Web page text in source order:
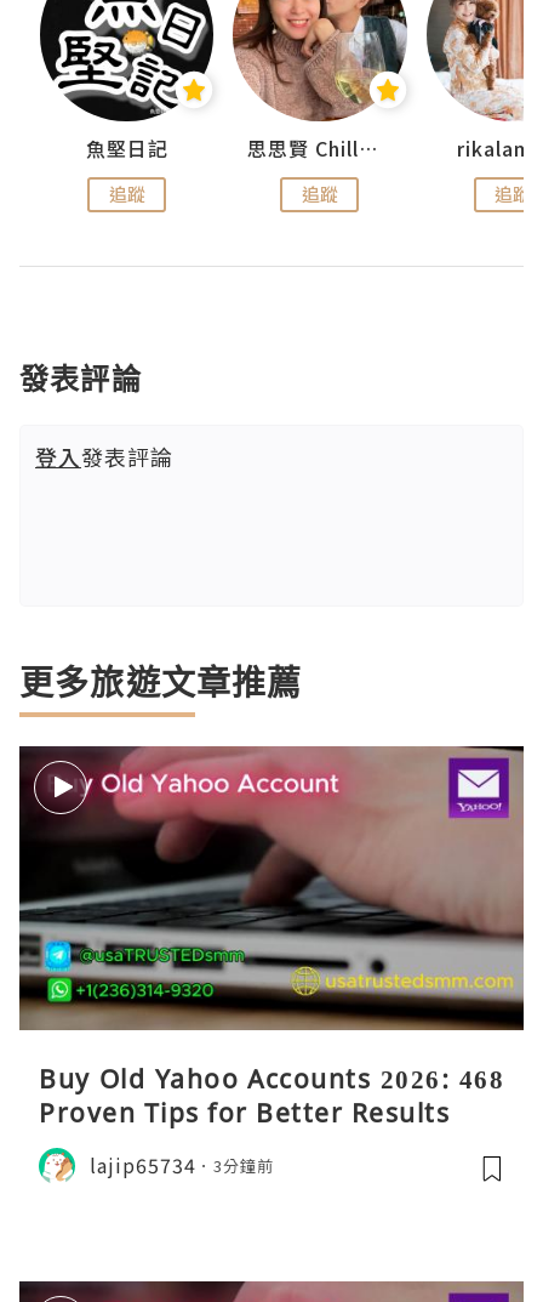
魚堅日記
追蹤
思思賢 ChillMyBabe
追蹤 追蹤
發表評論
登入發表評論
更多旅遊文章推薦
Buy Old Yahoo Accounts 2026: 468
Proven Tips for Better Results
lajip65734 3分鐘前